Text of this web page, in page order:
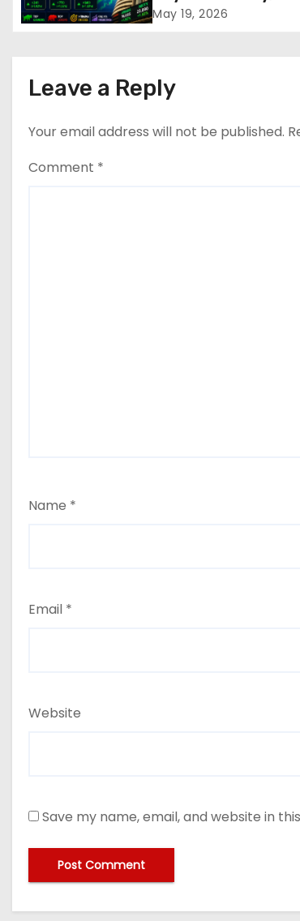
i
a
t
i
Gainers
May 19, 2026
Leave a Reply
Your email address will not be published.
Comment *
Name *
Email *
Website
Save my name, email, and website in